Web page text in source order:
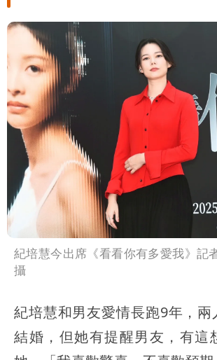
紀培慧今出席《看看你有多愛我》記
攝
紀培慧和男友愛情長跑9年，兩
結婚，但她有提醒男友，有這